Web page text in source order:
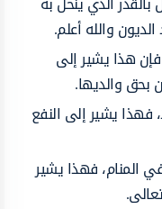
والله أعلم.
هذا يشير إلى
بحق والديها.
فهذا يشير إلى النفع
المنام، فهذا يشير